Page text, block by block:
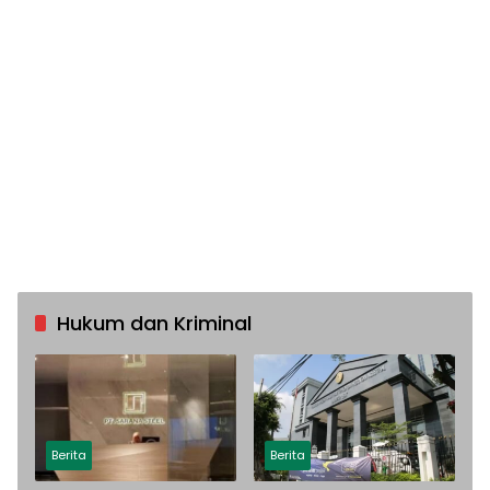
Hukum dan Kriminal
Berita Berita